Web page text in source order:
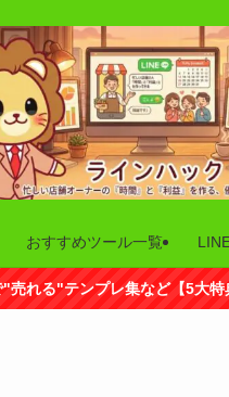
おすすめツール一覧
"売れる"テンプレ集など【5大特